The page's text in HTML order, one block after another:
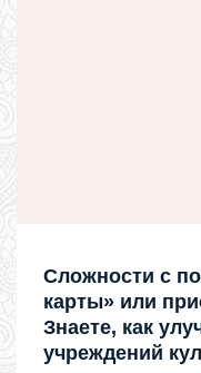
Сложности с
карты» или
Знаете, как
учреждений